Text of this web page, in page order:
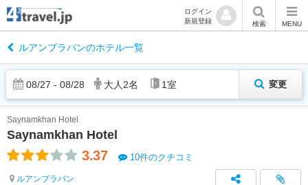
ログイン
新規登録
検索 MENU
ルアンプラバンのホテル一覧
08/27 - 08/28 大人 2名 1室 変更
Saynamkhan Hotel
Saynamkhan Hotel
3.37 10件のクチコミ
ルアンプラバン